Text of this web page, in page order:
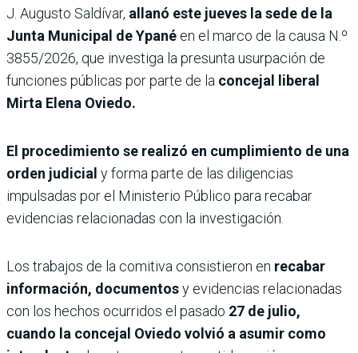
J. Augusto Saldívar, allanó este jueves la sede de la
Junta Municipal de Ypané en el marco de la causa N.º
3855/2026, que investiga la presunta usurpación de
funciones públicas por parte de la concejal liberal
Mirta Elena Oviedo.
El procedimiento se realizó en cumplimiento de una
orden judicial y forma parte de las diligencias
impulsadas por el Ministerio Público para recabar
evidencias relacionadas con la investigación.
Los trabajos de la comitiva consistieron en recabar
información, documentosy evidencias relacionadas
con los hechos ocurridos el pasado 27 de julio,
cuando la concejal Oviedo volvió a asumir como